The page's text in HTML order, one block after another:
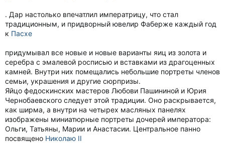
. Дар настолько впечатлил императрицу, что стал
традиционным, и придворный ювелир Фаберже каждый год
к Пасхе
придумывал все новые и новые варианты яиц из золота и
серебра с эмалевой росписью и вставками из драгоценных
камней. Внутри них помещались небольшие портреты членов
семьи, украшения и другие сюрпризы.
Яйцо федоскинских мастеров Любови Пашининой и Юрия
Чернобаевского следует этой традиции. Оно раскрывается,
как ширма, а внутри на четырех масляных панелях
изображены миниатюрные портреты дочерей императора:
Ольги, Татьяны, Марии и Анастасии. Центральное панно
посвящено Николаю II